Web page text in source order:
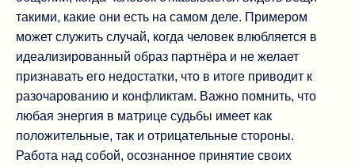
такими, какие они есть на самом деле. Примером
может служить случай, когда человек влюбляется в
идеализированный образ партнёра и не желает
признавать его недостатки, что в итоге приводит к
разочарованию и конфликтам. Важно помнить, что
любая энергия в матрице судьбы имеет как
положительные, так и отрицательные стороны.
Работа над собой, осознанное принятие своих